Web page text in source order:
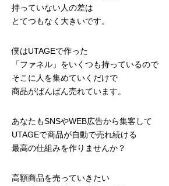
持っていない人の差は
とてつもなく大きいです。
僕はUTAGEで作った
「ファネル」をいくつも持っているので
そこに人を集めていくだけで
商品がばんばん売れています。
あなたもSNSやWEB広告から集客して
UTAGEで商品が自動で売れ続ける
最高の仕組みを作りませんか？
高額商品を売っていきたい